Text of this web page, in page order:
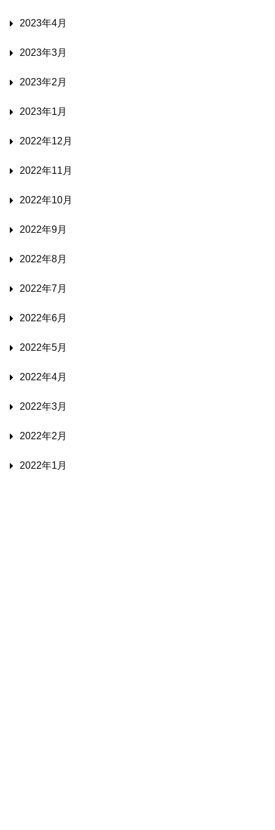
2023年4月
2023年3月
2023年2月
2023年1月
2022年12月
2022年11月
2022年10月
2022年9月
2022年8月
2022年7月
2022年6月
2022年5月
2022年4月
2022年3月
2022年2月
2022年1月